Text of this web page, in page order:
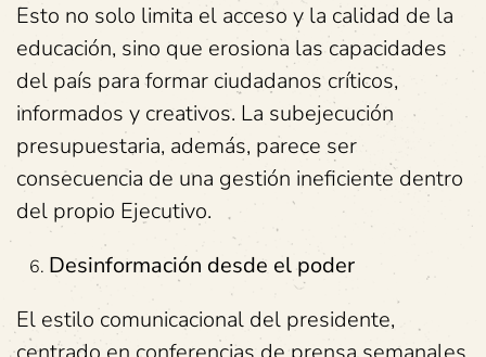
Esto no solo limita el acceso y la calidad de la
educación, sino que erosiona las capacidades
del país para formar ciudadanos críticos,
informados y creativos. La subejecución
presupuestaria, además, parece ser
consecuencia de una gestión ineficiente dentro
del propio Ejecutivo.
Desinformación desde el poder
El estilo comunicacional del presidente,